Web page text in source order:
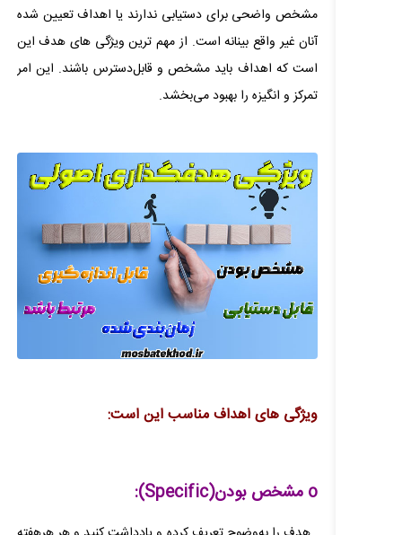
مشخص واضحی برای دستیابی ندارند یا اهداف تعیین شده
آنان غیر واقع بینانه است. از مهم ترین ویژگی های هدف این
است که اهداف باید مشخص و قابل‌دسترس باشند. این امر
تمرکز و انگیزه را بهبود می‌بخشد.
ویژگی های اهداف مناسب این است:
o مشخص بودن(Specific):